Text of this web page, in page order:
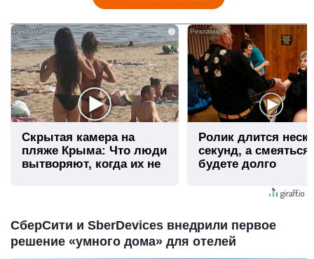
i
Скрытая камера на
пляже Крыма: Что люди
вытворяют, когда их не
Ролик длится
секунд, а
будете долго
СберСити и SberDevices внедрили первое
решение «умного дома» для отелей